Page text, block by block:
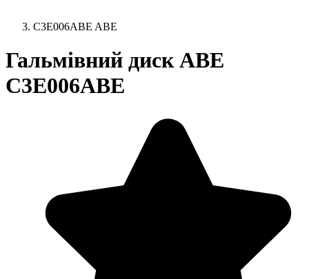
C3E006ABE ABE
Гальмівний диск ABE
C3E006ABE